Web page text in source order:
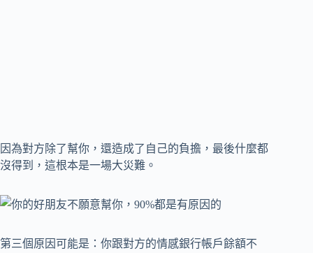
因為對方除了幫你，還造成了自己的負擔，最後什麼都
沒得到，這根本是一場大災難。
第三個原因可能是：你跟對方的情感銀行帳戶餘額不